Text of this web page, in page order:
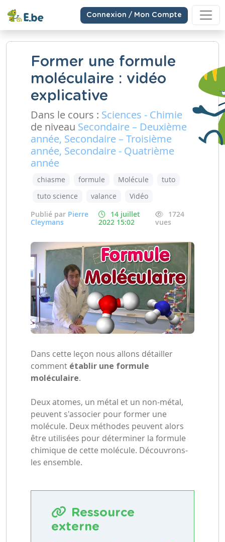
Connexion / Mon Compte
Former une formule
moléculaire : vidéo
explicative
Dans le cours : Sciences - Chimie
de niveau Secondaire – Deuxième
année, Secondaire – Troisième
année, Secondaire - Quatrième
année
chiasme formule Molécule
tuto
tuto science
valance
Vidéo
Publié par Pierre
Cleymans
14 juillet
2022 15:02
1724
vues
Dans cette leçon nous allons détailler
comment établir une formule
moléculaire.
Deux atomes, un métal et un non-métal,
peuvent s'associer pour former une
molécule. Deux méthodes peuvent alors
être utilisées pour déterminer la formule
chimique de cette molécule. Découvrons-
les ensemble.
Ressource
externe